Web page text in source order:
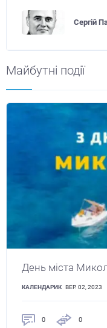
Сергій
Майбутні події
День міста
КАЛЕНДАРИК ВЕР. 02, 2023
0 0